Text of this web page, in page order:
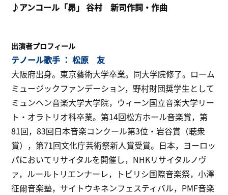
♪アンコール「昴」 谷村 新司作詞・作曲
出演者プロフィール
テノール歌手 ： 松原 友
大阪府出身。東京藝術大学卒業。同大学院修了。ローム
ミュージックファンデーション，野村財団奨学生として
ミュンヘン音楽大学大学院，ウィーン国立音楽大学リー
ト・オラトリオ科卒業。第14回松方ホール音楽賞，第
81回，83回日本音楽コンクール第3位・岩谷賞（聴衆
賞），第71回文化庁芸術祭新人賞受賞。日本，ヨーロッ
パにおいてリサイタルを開催し，NHKリサイタルノヴ
ァ，ルールトリエンナーレ，トビリシ国際音楽祭，小澤
征爾音楽塾，サイトウキネンフェスティバル，PMF音楽